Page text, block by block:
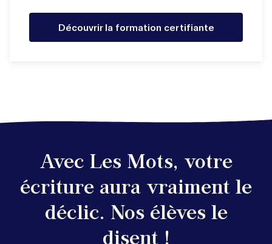
Découvrir la formation certifiante
Avec Les Mots, votre
écriture aura vraiment le
déclic. Nos élèves le
disent !